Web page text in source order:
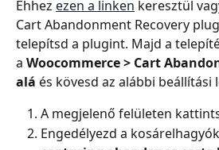
Ehhez ezen a linken keresztül
Cart Abandonment Recovery
telepítsd a plugint. Majd a
a Woocommerce > Cart
alá és kövesd az alábbi beállítási
A megjelenő felületen
Engedélyezd a